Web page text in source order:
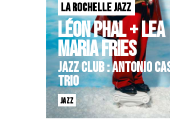
LA ROCHELLE JAZZ
LÉON PHAL + LEA
MARIA FRIES
JAZZ CLUB : ANTONIO
TRIO
JAZZ